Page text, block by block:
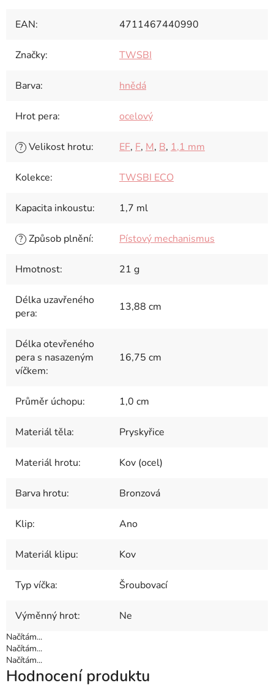
EAN: 4711467440990
Značky: TWSBI
Barva: hnědá
Hrot pera: ocelový
? Velikost hrotu: EF, F, M, B, 1,1 mm
Kolekce: TWSBI ECO
Kapacita inkoustu: 1,7 ml
? Způsob plnění: Pístový mechanismus
Hmotnost: 21 g
Délka uzavřeného
pera: 13,88 cm
Délka otevřeného
pera s nasazeným
víčkem:
16,75 cm
Průměr úchopu: 1,0 cm
Materiál těla: Pryskyřice
Materiál hrotu: Kov (ocel)
Barva hrotu: Bronzová
Klip: Ano
Materiál klipu: Kov
Typ víčka: Šroubovací
Výměnný hrot: Ne
Načítám...
Načítám...
Načítám...
Hodnocení produktu